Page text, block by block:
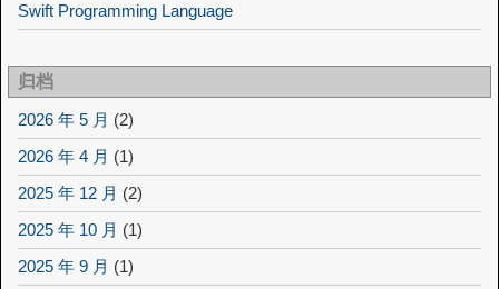
Swift Programming Language
归档
2026 年 5 月 (2)
2026 年 4 月 (1)
2025 年 12 月 (2)
2025 年 10 月 (1)
2025 年 9 月 (1)